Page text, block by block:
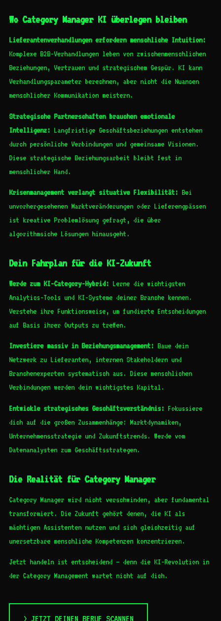
Wo Category Manager KI überlegen bleiben
Lieferantenverhandlungen erfordern menschliche Intuition:
Komplexe B2B-Verhandlungen leben von zwischenmenschlichen
Beziehungen, Vertrauen und strategischem Gespür. KI kann
Verhandlungsparameter berechnen, aber nicht die Nuancen
menschlicher Kommunikation meistern.
Strategische Partnerschaften brauchen emotionale
Intelligenz: Langfristige Geschäftsbeziehungen entstehen
durch persönliche Verbindungen und gemeinsame Visionen.
Diese strategische Beziehungsarbeit bleibt fest in
menschlicher Hand.
Krisenmanagement verlangt situative Flexibilität: Bei
unvorhergesehenen Marktveränderungen oder Lieferengpässen
ist kreative Problemlösung gefragt, die über
algorithmsiche Lösungen hinausgeht.
Dein Fahrplan für die KI-Zukunft
Werde zum KI-Category-Hybrid: Lerne die wichtigsten
Analytics-Tools und KI-Systeme deiner Branche kennen.
Verstehe ihre Funktionsweise, um fundierte Entscheidungen
auf Basis ihrer Outputs zu treffen.
Investiere massiv in Beziehungsmanagement: Baue dein
Netzwerk zu Lieferanten, internen Stakeholdern und
Branchenexperten systematisch aus. Diese menschlichen
Verbindungen werden dein wichtigstes Kapital.
Entwickle strategisches Geschäftsverständnis: Fokussiere
dich auf die großen Zusammenhänge: Marktdynamiken,
Unternehmensstrategie und Zukunftstrends. Werde vom
Datenanalysten zum Geschäftsstrategen.
Die Realität für Category Manager
Category Manager wird nicht verschwinden, aber fundamental
transformiert. Die Zukunft gehört denen, die KI als
mächtigen Assistenten nutzen und sich gleichzeitig auf
unersetzbare menschliche Kompetenzen konzentrieren.
Jetzt handeln ist entscheidend – denn die KI-Revolution in
der Category Management wartet nicht auf dich.
> JETZT DEINEN BERUF SCANNEN